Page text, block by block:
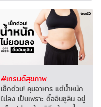
#เทรนด์สุขภาพ
เช็กด่วน! คุมอาหาร แต่น้ำหนัก
ไม่ลง เป็นเพราะ ดื้ออินซูลิน อยู่